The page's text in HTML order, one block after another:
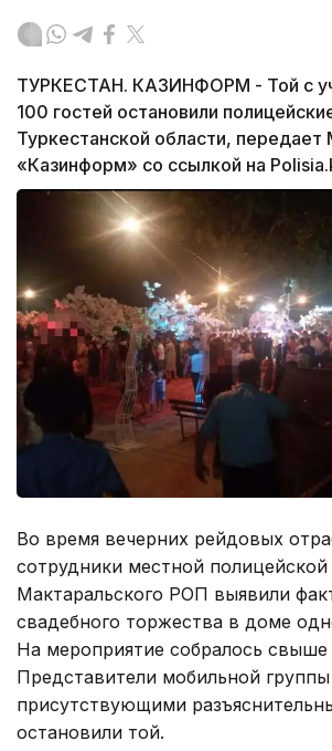
ТУРКЕСТАН. КАЗИНФОРМ - Той с
100 гостей остановили
Туркестанской области,
«Казинформ» со ссылкой на
Во время вечерних рейдовых
сотрудники местной
Мактаральского РОП выявили
свадебного торжества в доме
На мероприятие собралось свыше
Представители мобильной
присутствующими
остановили той.